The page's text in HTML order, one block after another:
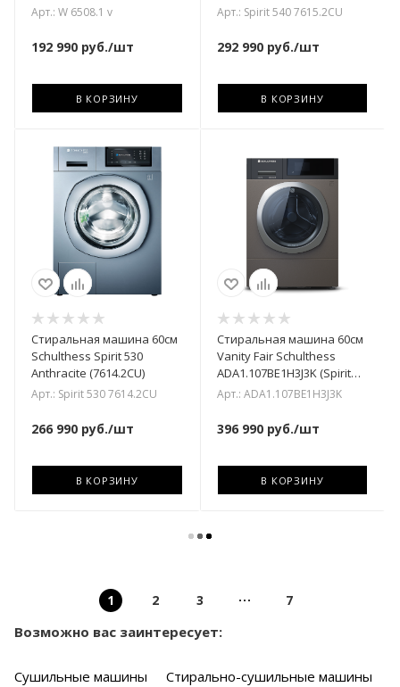
Арт.: W 6508.1 v
192 990 руб./шт
В КОРЗИНУ
Арт.: Spirit 540 7615.2CU
292 990руб./шт
В КОРЗИНУ
Стиральная машина 60см
Schulthess Spirit 530
Anthracite (7614.2CU)
Арт.: Spirit 530 7614.2CU
266 990 руб./шт
В КОРЗИНУ
Стиральная машина 60см
Vanity Fair Schulthess
ADA1.107BE1H3J3K (Spirit
540)
Арт.: ADA1.107BE1H3J3K
396 990руб./шт
В КОРЗИНУ
1 2 3 7
Возможно вас заинтересует:
Сушильные машины Стирально-сушильные машины